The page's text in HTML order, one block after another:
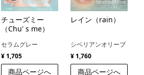
チューズミー
（Chu' s me）
セラムグレー
¥ 1,705
商品ページへ
レイン（rain）
シベリアンオリーブ
¥ 1,760
商品ページへ